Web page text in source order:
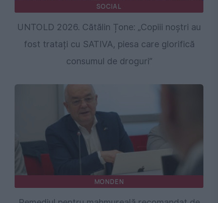
SOCIAL
UNTOLD 2026. Cătălin Țone: „Copiii noștri au
fost tratați cu SATIVA, piesa care glorifică
consumul de droguri”
MONDEN